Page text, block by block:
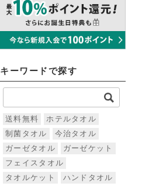
キーワードで探す
送料無料
ホテルタオル
制菌タオル
今治タオル
ガーゼタオル
ガーゼケット
フェイスタオル
タオルケット
ハンドタオル